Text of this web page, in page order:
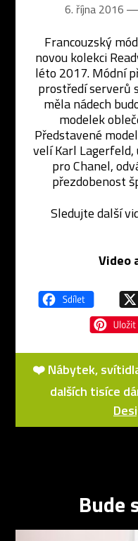
6. října 2016
Francouzský
novou kolekci
léto 2017. Módní
prostředí serverů
měla nádech
modelek
Představené
velí Karl
pro Chanel,
přezdobenost
Sledujte další
Video
❤️ Nábytek,
dalších tisíce
Bude